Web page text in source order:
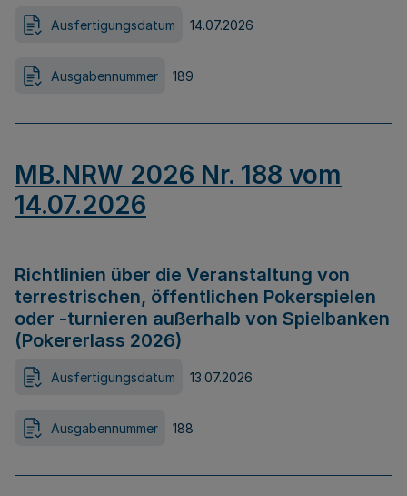
Ausfertigungsdatum 14.07.2026
Ausgabennummer 189
MB.NRW 2026 Nr. 188 vom
14.07.2026
Richtlinien über die Veranstaltung von
terrestrischen, öffentlichen Pokerspielen
oder -turnieren außerhalb von Spielbanken
(Pokererlass 2026)
Ausfertigungsdatum 13.07.2026
Ausgabennummer 188